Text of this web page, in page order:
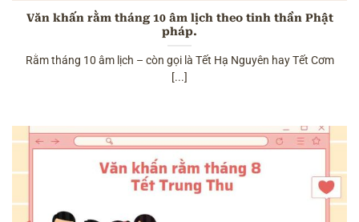
Văn khấn rằm tháng 10 âm lịch theo tinh thần Phật
pháp.
Rằm tháng 10 âm lịch – còn gọi là Tết Hạ Nguyên hay Tết Cơm
[...]